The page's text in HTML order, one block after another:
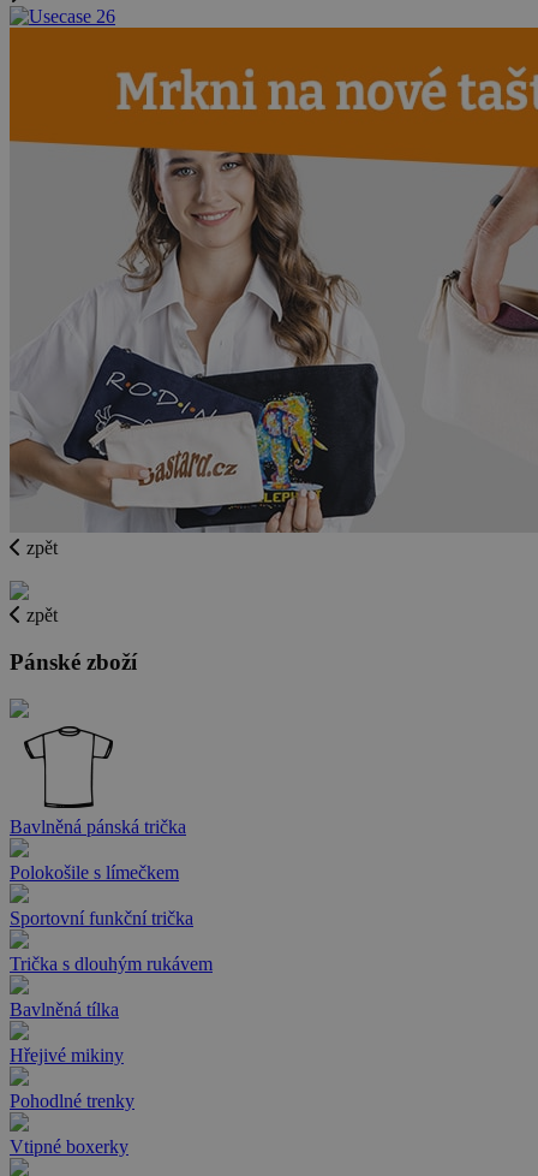
zpět
zpět
Pánské zboží
Bavlněná pánská trička
Polokošile s límečkem
Sportovní funkční trička
Trička s dlouhým rukávem
Bavlněná tílka
Hřejivé mikiny
Pohodlné trenky
Vtipné boxerky